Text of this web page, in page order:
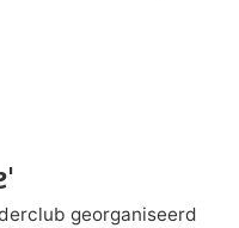
georganiseerd